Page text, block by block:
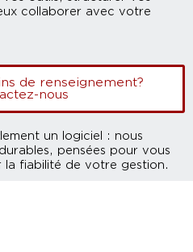
collaborer avec votre
de renseignement?
nous
un logiciel : nous
pensées pour vous
fiabilité de votre gestion.